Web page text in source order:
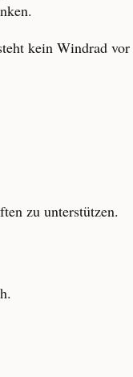
kein Windrad
zu unterstützen.